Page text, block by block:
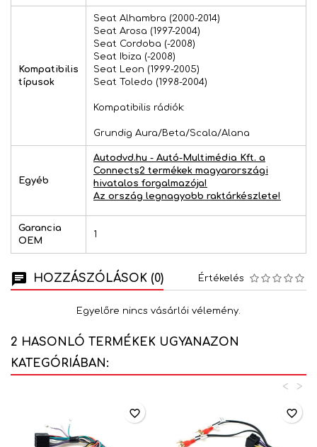
Kompatibilis
típusok
Seat Alhambra (2000-2014)
Seat Arosa (1997-2004)
Seat Cordoba (-2008)
Seat Ibiza (-2008)
Seat Leon (1999-2005)
Seat Toledo (1998-2004)
Kompatibilis rádiók:
Grundig Aura/Beta/Scala/Alana
Egyéb
Autodvd.hu - Autó-Multimédia Kft. a
Connects2 termékek magyarországi
hivatalos forgalmazója!
Az ország legnagyobb raktárkészlete!
Garancia
OEM
1
HOZZÁSZÓLÁSOK (0) Értékelés
Egyelőre nincs vásárlói vélemény.
2 HASONLÓ TERMÉKEK UGYANAZON
KATEGÓRIÁBAN:
>
<
favorite_border favorite_border